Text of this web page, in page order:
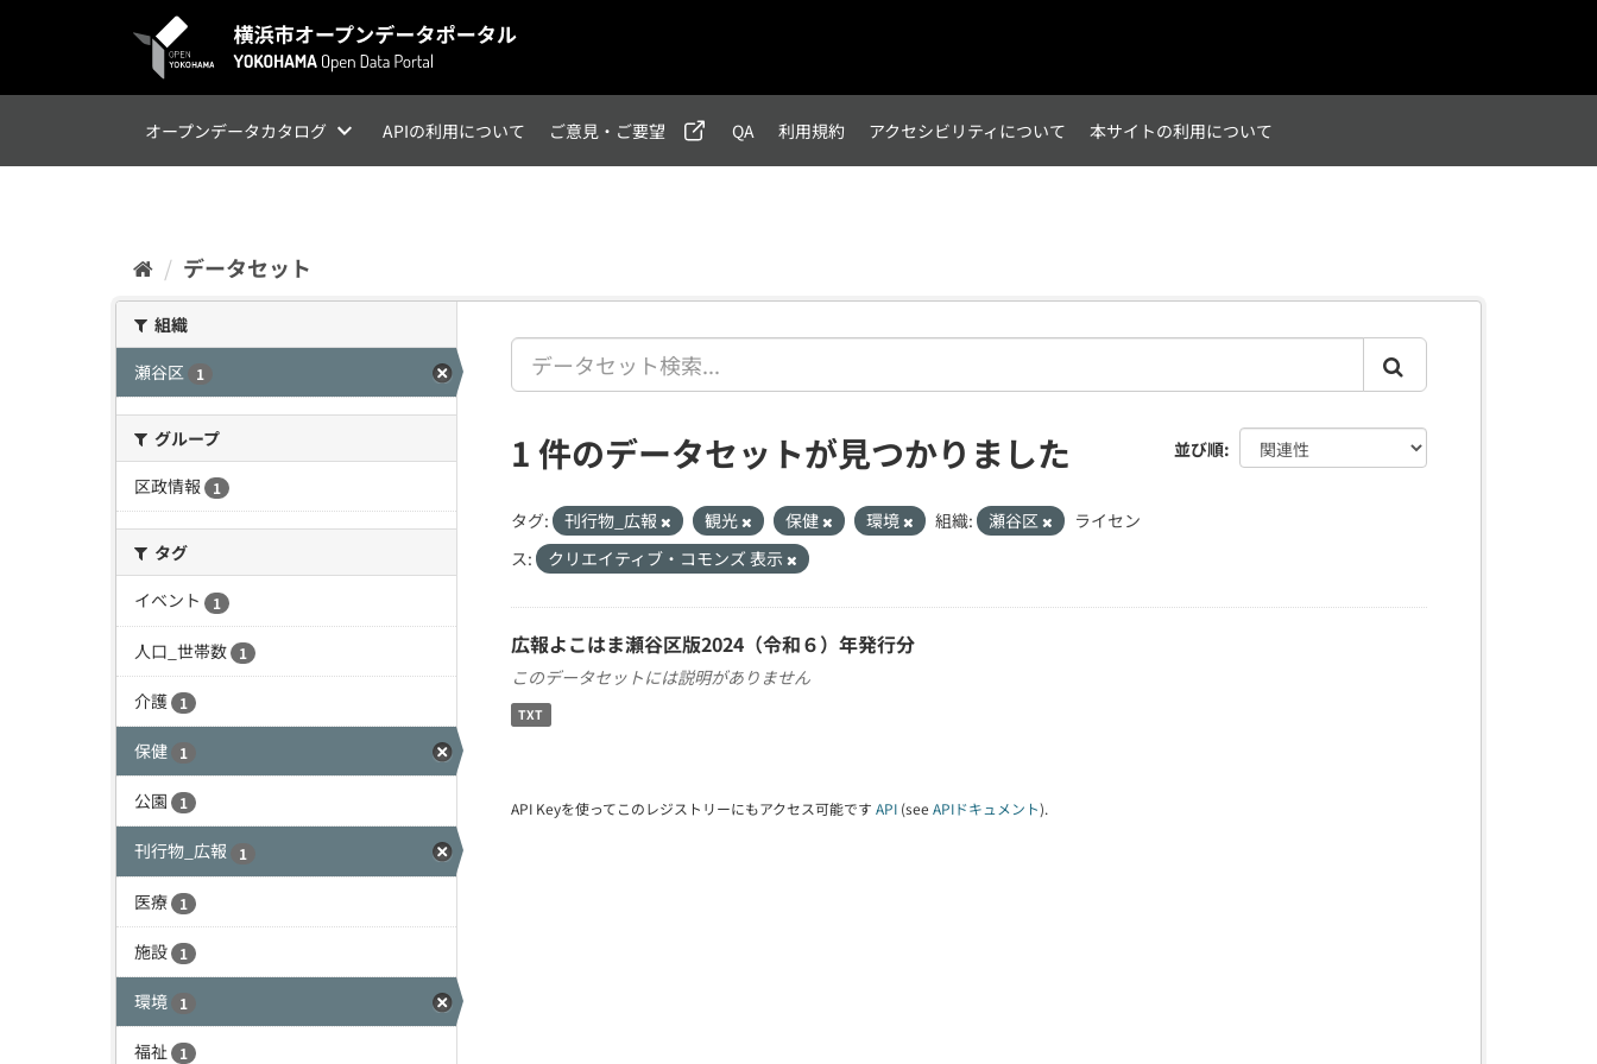
オープンデータカタログ APIの利用について ご意見・ご要望 QA 利用規約 アクセシビリティについて 本サイトの利用について
データセット
組織
瀬谷区
1
グループ
区政情報
1
タグ
イベント
1
人口_世帯数 1
介護 1
保健 1
公園 1
刊行物_広報 1
医療 1
施設 1
環境 1
福祉 1
並び順
1 件のデータセットが見つかりました
タグ: 刊行物_広報 観光 保健 環境 組織: 瀬谷区
ライセン
ス:
クリエイティブ・コモンズ 表示
広報よこはま瀬谷区版2024（令和６）年発行分
このデータセットには説明がありません
TXT
API Keyを使ってこのレジストリーにもアクセス可能です API (see APIドキュメント).